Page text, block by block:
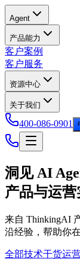
Agent
产品能力
客户案例
客户服务
资源中心
关于我们
400-086-0901
洞见 AI
产品与运营
来自 ThinkingAI
沿经验，帮助你
全部技术干货运